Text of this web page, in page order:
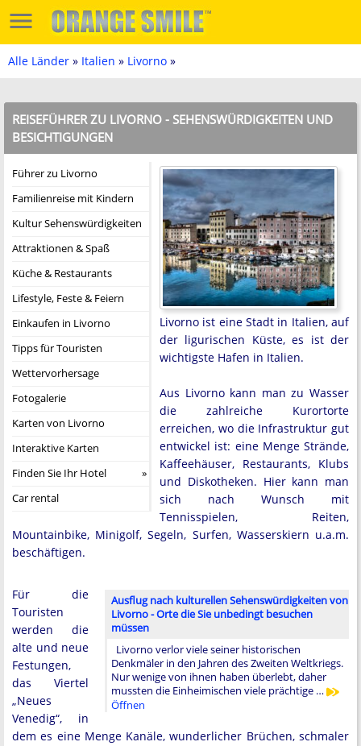
Alle Länder » Italien » Livorno »
REISEFÜHRER ZU LIVORNO - SEHENSWÜRDIGKEITEN UND
BESICHTIGUNGEN
Führer zu Livorno
Familienreise mit Kindern
Kultur Sehenswürdigkeiten
Attraktionen & Spaß
Küche & Restaurants
Lifestyle, Feste & Feiern
Einkaufen in Livorno
Tipps für Touristen
Wettervorhersage
Fotogalerie
Karten von Livorno
Interaktive Karten
Finden Sie Ihr Hotel
Car rental
Livorno ist eine Stadt in Italien, auf
der ligurischen Küste, es ist der
wichtigste Hafen in Italien.
Aus Livorno kann man zu Wasser
die zahlreiche Kurortorte
erreichen, wo die Infrastruktur gut
entwickel ist: eine Menge Strände,
Kaffeehäuser, Restaurants, Klubs
und Diskotheken. Hier kann man
sich nach Wunsch mit
Tennisspielen, Reiten,
Mountainbike, Minigolf, Segeln, Surfen, Wasserskiern u.a.m.
beschäftigen.
Ausflug nach kulturellen Sehenswürdigkeiten von
Livorno - Orte die Sie unbedingt besuchen
müssen
Livorno verlor viele seiner historischen
Denkmäler in den Jahren des Zweiten Weltkriegs.
Nur wenige von ihnen haben überlebt, daher
mussten die Einheimischen viele prächtige …
Öffnen
Für die
Touristen
werden die
alte und neue
Festungen,
das Viertel
„Neues
Venedig“, in
dem es eine Menge Kanäle, wunderlicher Brüchen, schmaler